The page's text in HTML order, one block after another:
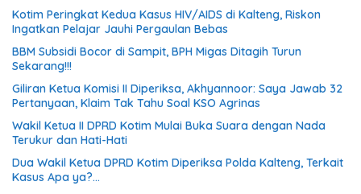
Kotim Peringkat Kedua Kasus HIV/AIDS di Kalteng, Riskon
Ingatkan Pelajar Jauhi Pergaulan Bebas
BBM Subsidi Bocor di Sampit, BPH Migas Ditagih Turun
Sekarang!!!
Giliran Ketua Komisi II Diperiksa, Akhyannoor: Saya Jawab 32
Pertanyaan, Klaim Tak Tahu Soal KSO Agrinas
Wakil Ketua II DPRD Kotim Mulai Buka Suara dengan Nada
Terukur dan Hati-Hati
Dua Wakil Ketua DPRD Kotim Diperiksa Polda Kalteng, Terkait
Kasus Apa ya?…